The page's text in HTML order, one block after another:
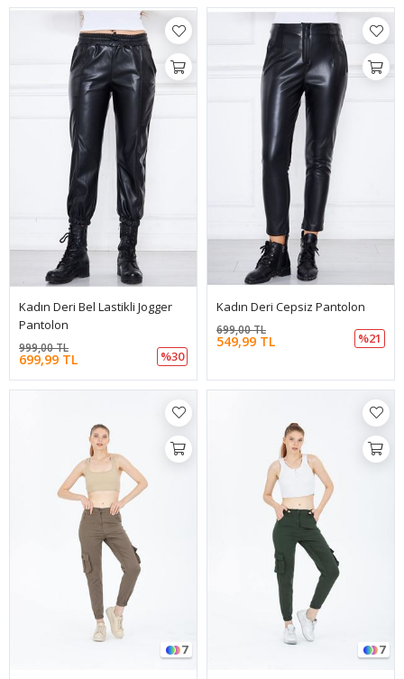
Kadın Deri Bel Lastikli Jogger
Pantolon
699,99 TL
999,00 TL
%30
Kadın Deri Cepsiz Pantolon
549,99 TL
699,00 TL
%21
7 7